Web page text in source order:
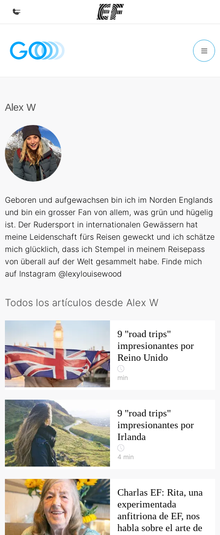
Inicio
Encuentra una oficina
Sobre nosotros
Quiénes somos
Alex W
Geboren und aufgewachsen bin ich im Norden Englands
und bin ein grosser Fan von allem, was grün und hügelig
ist. Der Rudersport in internationalen Gewässern hat
meine Leidenschaft fürs Reisen geweckt und ich schätze
mich glücklich, dass ich Stempel in meinem Reisepass
von überall auf der Welt gesammelt habe. Finde mich
auf Instagram @lexylouisewood
Todos los artículos desde Alex W
9 "road trips"
impresionantes por
Reino Unido
min
9 "road trips"
impresionantes por
Irlanda
4 min
Charlas EF: Rita, una
experimentada
anfitriona de EF, nos
habla sobre el arte de